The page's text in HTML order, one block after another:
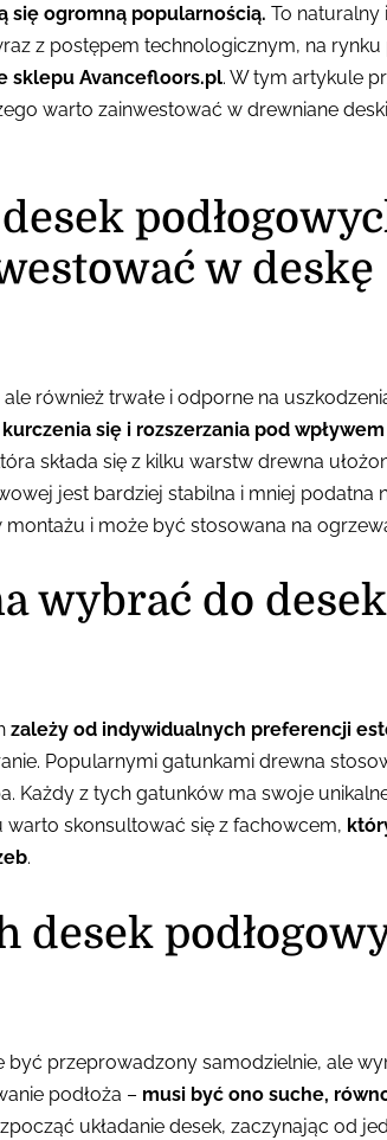
się ogromną popularnością. To naturalny
z postępem technologicznym, na rynku
sklepu Avancefloors.pl. W tym artykule
warto zainwestować w drewniane
w deskę
również trwałe i odporne na
się i rozszerzania pod
składa się z kilku warstw drewna
jest bardziej stabilna i mniej podatna
montażu i może być stosowana na
wybrać do desek
zależy od indywidualnych preferencji
Popularnymi gatunkami drewna
Każdy z tych gatunków ma swoje
skonsultować się z fachowcem,
.
desek
przeprowadzony samodzielnie, ale
podłoża – musi być ono suche,
układanie desek, zaczynając od